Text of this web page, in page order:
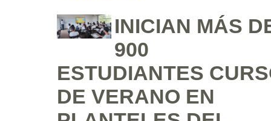
INICIAN MÁS
900
ESTUDIANTES
DE VERANO EN